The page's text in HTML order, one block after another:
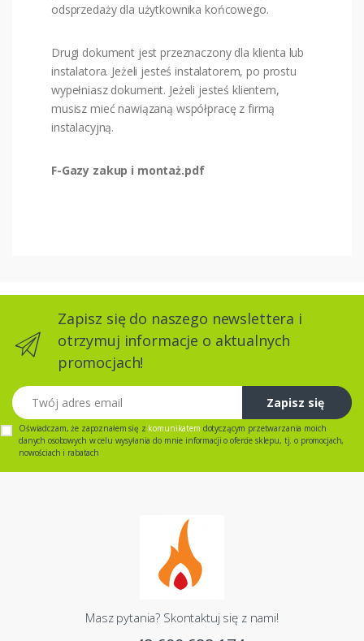
odsprzedaży dla użytkownika końcowego.
Drugi dokument jest przeznaczony dla klienta lub
instalatora. Jeżeli jesteś instalatorem, po prostu
wypełniasz dokument. Jeżeli jesteś klientem,
musisz mieć nawiązaną współpracę z firmą
instalacyjną.
F-Gazy zakup i montaż.pdf
Zapisz się do naszego newslettera i
otrzymuj informacje o aktualnych
promocjach!
Twój adres email
Zapisz się
Oświadczam, że zapoznałem się z komunikatem dotyczącym przetwarzania moich
danych osobowych w celu wysyłania do mnie informacji o ofercie sklepu, tj. o promocjach,
nowościach i rabatach
Masz pytania? Skontaktuj się z nami!